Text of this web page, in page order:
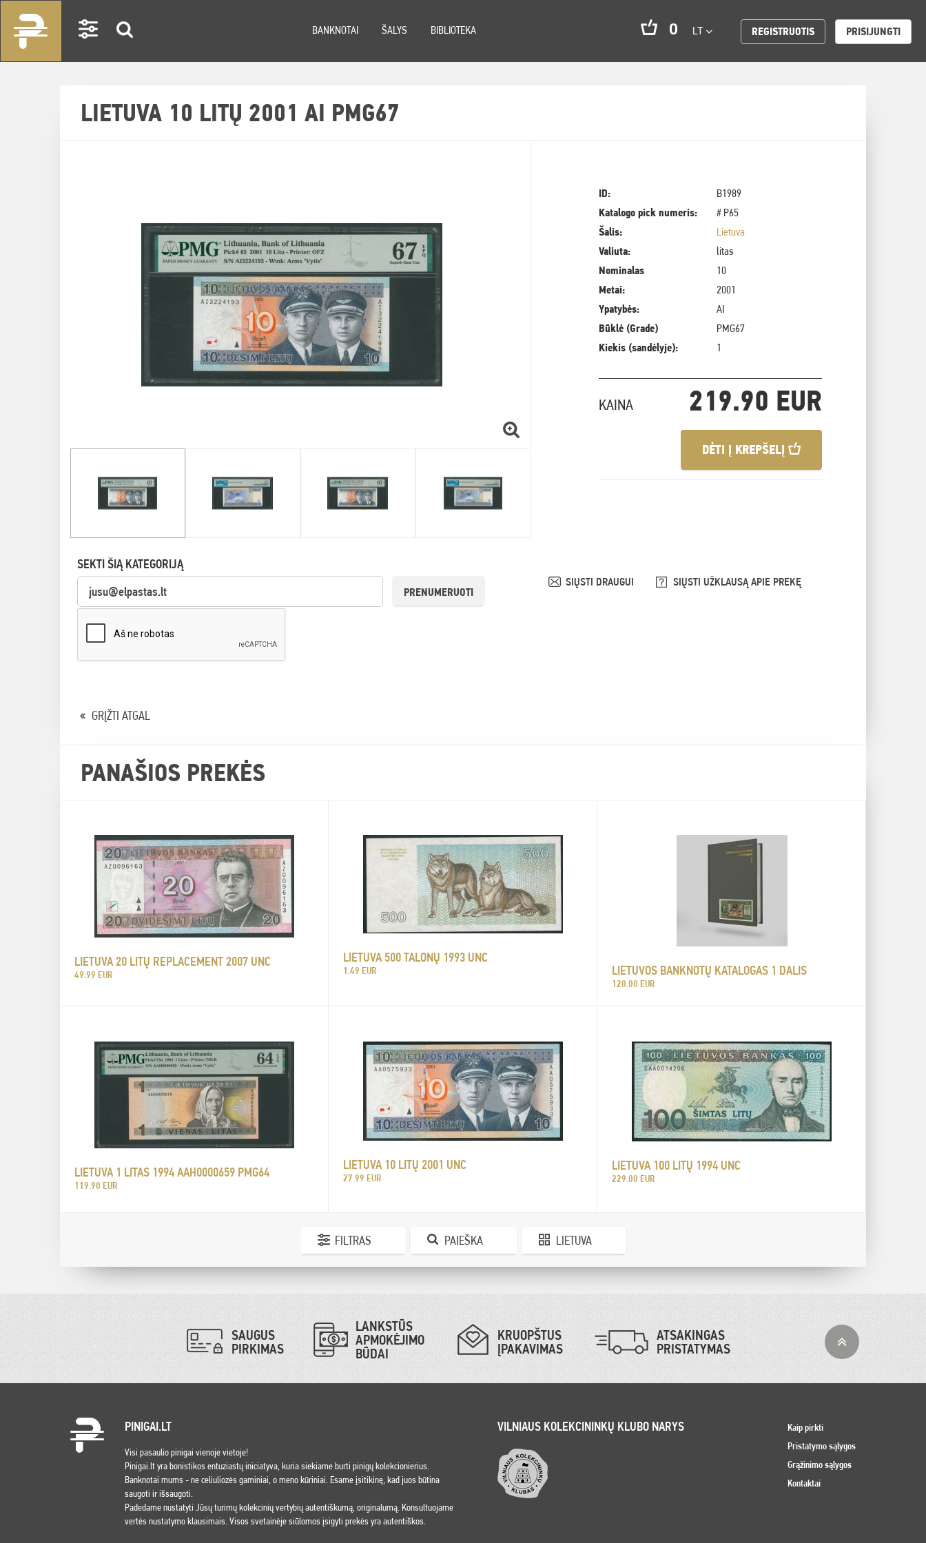
BANKNOTAI ŠALYS BIBLIOTEKA 0 LT REGISTRUOTIS PRISIJUNGTI
LIETUVA 10 LITŲ 2001 AI PMG67
ID:
B1989
Katalogo pick numeris:
# P65
Šalis:
Lietuva
Valiuta:
litas
Nominalas
10
Metai:
2001
Ypatybės:
AI
Būklė (Grade)
PMG67
Kiekis (sandėlyje):
1
KAINA 219.90 EUR
DĖTI Į KREPŠELĮ
SEKTI ŠIĄ KATEGORIJĄ
PRENUMERUOTI
SIŲSTI DRAUGUI SIŲSTI UŽKLAUSĄ APIE PREKĘ
GRĮŽTI ATGAL
PANAŠIOS PREKĖS
LIETUVA 20 LITŲ REPLACEMENT 2007 UNC
49.99 EUR
LIETUVA 500 TALONŲ 1993 UNC
1.49 EUR LIETUVOS BANKNOTŲ KATALOGAS 1 DALIS
120.00 EUR
LIETUVA 1 LITAS 1994 AAH0000659 PMG64
119.90 EUR
LIETUVA 10 LITŲ 2001 UNC
27.99 EUR
LIETUVA 100 LITŲ 1994 UNC
229.00 EUR
FILTRAS PAIEŠKA LIETUVA
SAUGUS
PIRKIMAS
LANKSTŪS
APMOKĖJIMO
BŪDAI
KRUOPŠTUS
ĮPAKAVIMAS
ATSAKINGAS
PRISTATYMAS
PINIGAI.LT
Visi pasaulio pinigai vienoje vietoje!
Pinigai.lt yra bonistikos entuziastų iniciatyva, kuria siekiame burti pinigų kolekcionierius.
Banknotai mums - ne celiuliozės gaminiai, o meno kūriniai. Esame įsitikinę, kad juos būtina
saugoti ir išsaugoti.
Padedame nustatyti Jūsų turimų kolekcinių vertybių autentiškumą, originalumą. Konsultuojame
vertės nustatymo klausimais. Visos svetainėje siūlomos įsigyti prekės yra autentiškos.
VILNIAUS KOLEKCININKŲ KLUBO NARYS
Kaip pirkti
Pristatymo sąlygos
Grąžinimo sąlygos
Kontaktai